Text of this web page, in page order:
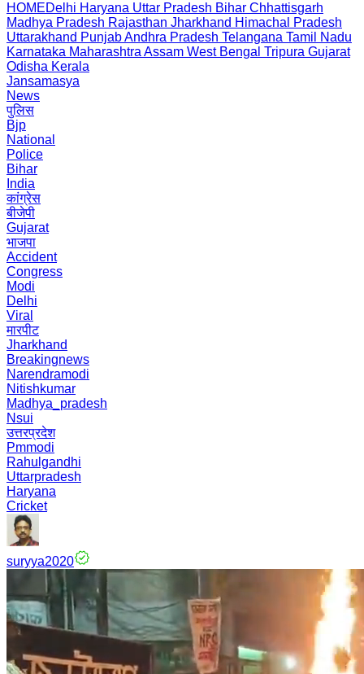
HOMEDelhi Haryana Uttar Pradesh Bihar Chhattisgarh
Madhya Pradesh Rajasthan Jharkhand Himachal Pradesh
Uttarakhand PunjabAndhra Pradesh Telangana Tamil Nadu
Karnataka Maharashtra Assam West Bengal Tripura Gujarat
Odisha Kerala
Jansamasya
News
पुलिस
Bjp
National
Police
Bihar
India
कांग्रेस
बीजेपी
Gujarat
भाजपा
Accident
Congress
Modi
Delhi
Viral
मारपीट
Jharkhand
Breakingnews
Narendramodi
Nitishkumar
Madhya_pradesh
Nsui
उत्तरप्रदेश
Pmmodi
Rahulgandhi
Uttarpradesh
Haryana
Cricket
suryya2020